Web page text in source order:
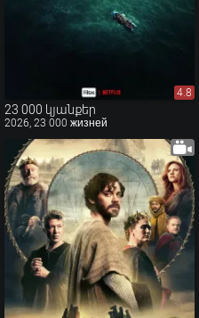
4.8
4.8
23 000 կյանքեր
2026, 23 000 жизней